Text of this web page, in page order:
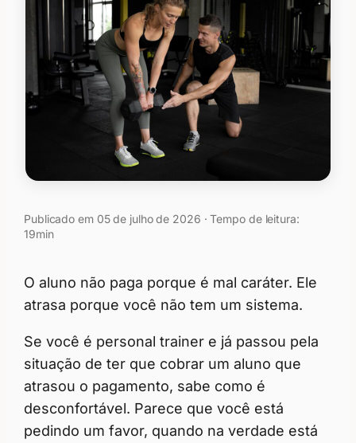
Publicado em 05 de julho de 2026 · Tempo de leitura:
19min
O aluno não paga porque é mal caráter. Ele
atrasa porque você não tem um sistema.
Se você é personal trainer e já passou pela
situação de ter que cobrar um aluno que
atrasou o pagamento, sabe como é
desconfortável. Parece que você está
pedindo um favor, quando na verdade está